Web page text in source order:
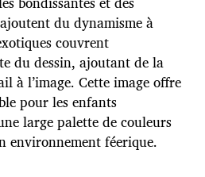
du dynamisme à
couvrent
du dessin, ajoutant de la
à l’image. Cette image offre
pour les enfants
large palette de couleurs
environnement féerique.